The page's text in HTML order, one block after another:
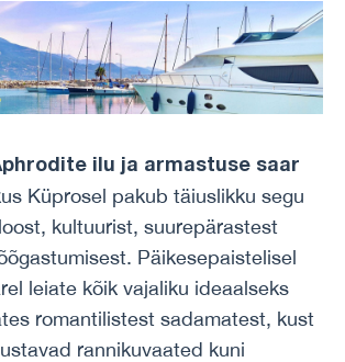
ilu ja armastuse saar
Küprosel pakub täiuslikku segu
kultuurist, suurepärastest
Päikesepaistelisel
leiate kõik vajaliku ideaalseks
romantilistest sadamatest, kust
rannikuvaated kuni